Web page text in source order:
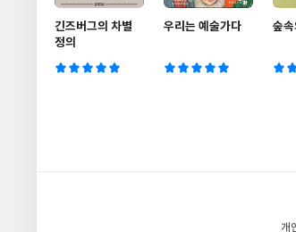
긴즈버그의 차별
정의
우리는 예술가다 숲
개